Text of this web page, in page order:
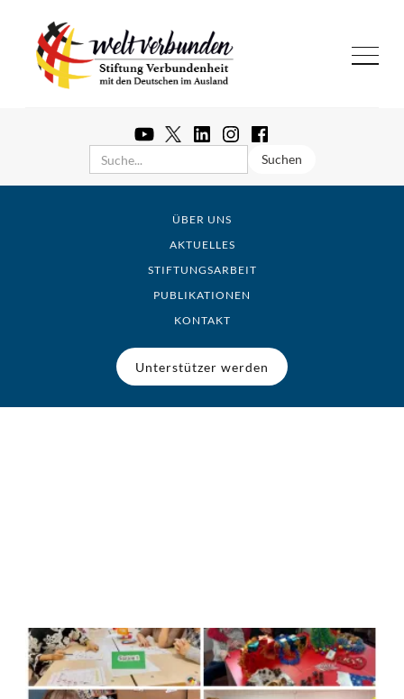
ÜBER UNS
AKTUELLES
STIFTUNGSARBEIT
PUBLIKATIONEN
KONTAKT
Unterstützer werden